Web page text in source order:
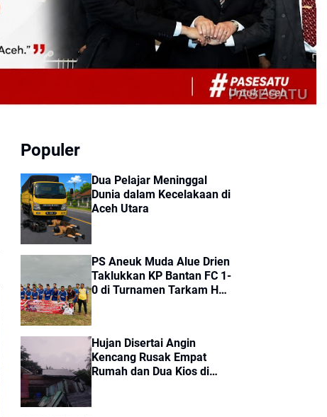
PASESATU
Populer
Dua Pelajar Meninggal
Dunia dalam Kecelakaan di
Aceh Utara
PS Aneuk Muda Alue Drien
Taklukkan KP Bantan FC 1-
0 di Turnamen Tarkam HUT
Hujan Disertai Angin
Kencang Rusak Empat
Rumah dan Dua Kios di